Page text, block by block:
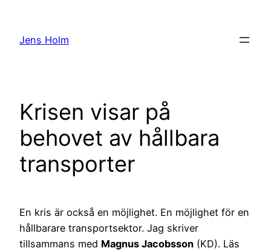
innehåll
Jens Holm
Krisen visar på
behovet av hållbara
transporter
En kris är också en möjlighet. En möjlighet för en
hållbarare transportsektor. Jag skriver
tillsammans med Magnus Jacobsson (KD). Läs